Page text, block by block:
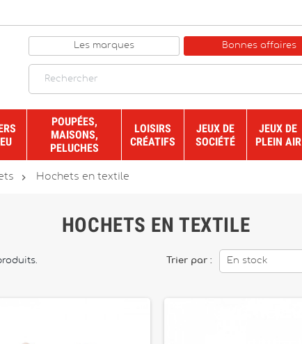
Les marques Bonnes affaires
POUPÉES,
MAISONS,
PELUCHES
LOISIRS
CRÉATIFS
JEUX DE
SOCIÉTÉ
JEUX DE
PLEIN AIR
 Hochets en textile
HOCHETS EN TEXTILE
Trier par : En stock